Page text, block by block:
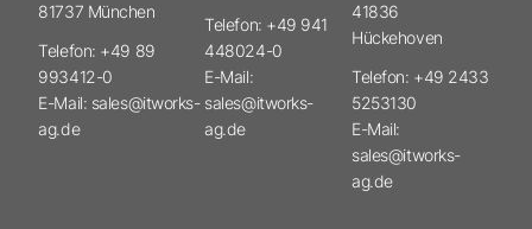
81737 München
Telefon: +49 89
993412-0
E-Mail: sales@itworks-
ag.de
Telefon: +49 941
448024-0
E-Mail:
sales@itworks-
ag.de
41836
Hückehoven
Telefon: +49 2433
5253130
E-Mail:
sales@itworks-
ag.de